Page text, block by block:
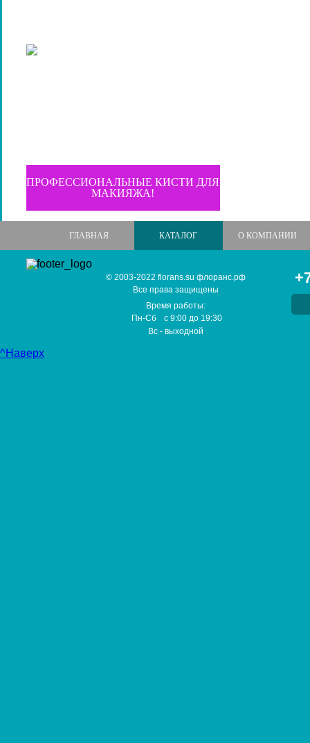
ПРОФЕССИОНАЛЬНЫЕ КИСТИ ДЛЯ
МАКИЯЖА!
ГЛАВНАЯ КАТАЛОГ О КОМПАНИИ
© 2003-2022 florans.su флоранс.рф
Все права защищены
Время работы:
Пн-Сб
с9:00 до 19:30
Вс - выходной
^Наверх